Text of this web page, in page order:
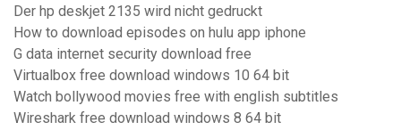
Der hp deskjet 2135 wird nicht gedruckt
How to download episodes on hulu app iphone
G data internet security download free
Virtualbox free download windows 10 64 bit
Watch bollywood movies free with english subtitles
Wireshark free download windows 8 64 bit